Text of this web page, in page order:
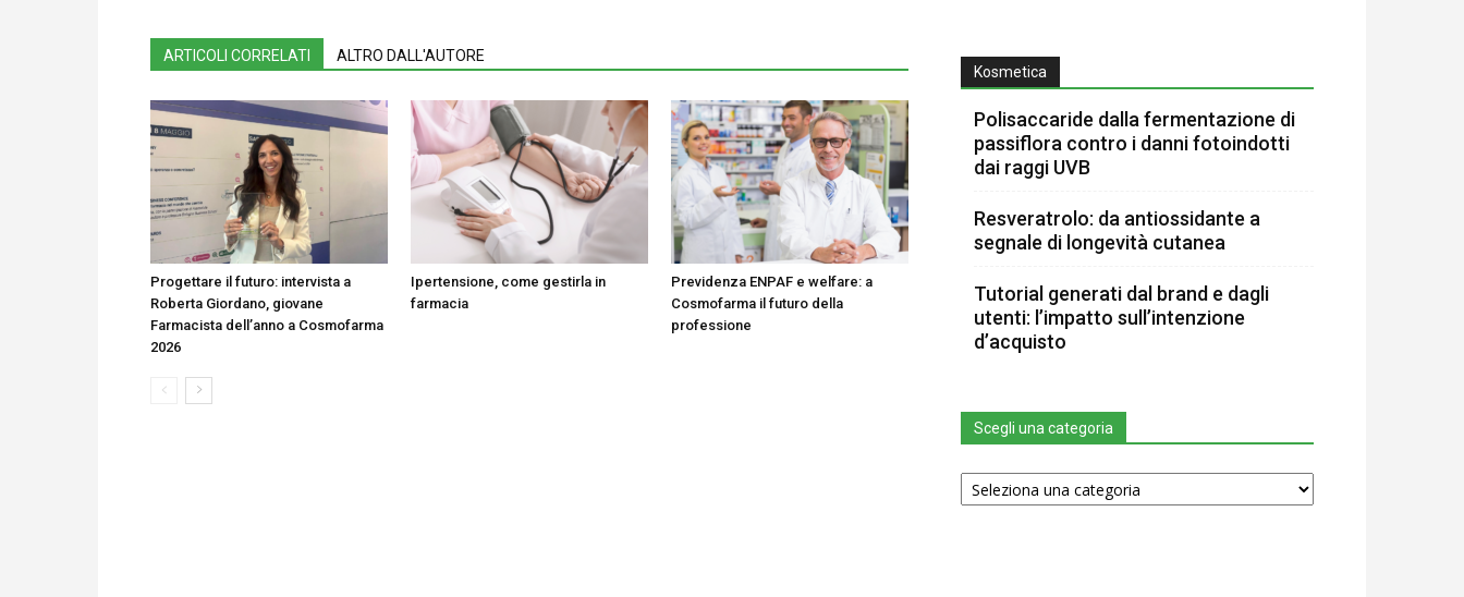
ARTICOLI CORRELATI ALTRO DALL'AUTORE
Progettare il futuro: intervista a
Roberta Giordano, giovane
Farmacista dell’anno a Cosmofarma
2026
Ipertensione, come gestirla in
farmacia
Previdenza ENPAF e welfare: a
Cosmofarma il futuro della
professione
Kosmetica
Polisaccaride dalla fermentazione di
passiflora contro i danni fotoindotti
dai raggi UVB
Resveratrolo: da antiossidante a
segnale di longevità cutanea
Tutorial generati dal brand e dagli
utenti: l’impatto sull’intenzione
d’acquisto
Scegli una categoria
Scegli
una